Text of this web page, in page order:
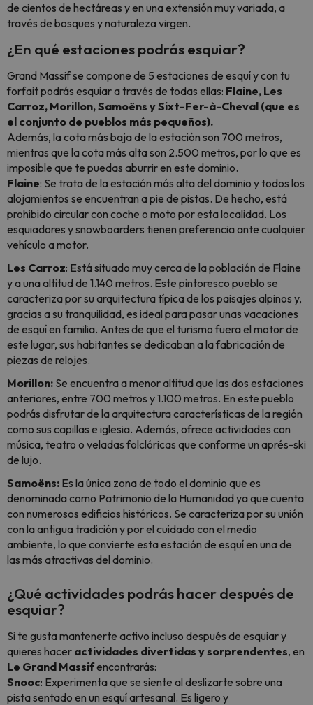
de cientos de hectáreas y en una extensión muy variada, a
través de bosques y naturaleza virgen.
¿En qué estaciones podrás esquiar?
Grand Massif se compone de 5 estaciones de esquí y con tu
forfait podrás esquiar a través de todas ellas: Flaine, Les
Carroz, Morillon, Samoëns y Sixt-Fer-à-Cheval (que es
el conjunto de pueblos más pequeños).
Además, la cota más baja de la estación son 700 metros,
mientras que la cota más alta son 2.500 metros, por lo que es
imposible que te puedas aburrir en este dominio.
Flaine: Se trata de la estación más alta del dominio y todos los
alojamientos se encuentran a pie de pistas. De hecho, está
prohibido circular con coche o moto por esta localidad. Los
esquiadores ysnowboarders tienen preferencia ante cualquier
vehículo a motor.
Les Carroz: Está situado muy cerca de la población de Flaine
y a una altitud de 1.140 metros. Este pintoresco pueblo se
caracteriza por su arquitectura típica de los paisajes alpinos y,
gracias a su tranquilidad, es ideal para pasar unas vacaciones
de esquí en familia. Antes de que el turismo fuera el motor de
este lugar, sus habitantes se dedicaban a la fabricación de
piezas de relojes.
Morillon: Se encuentra a menor altitud que las dos estaciones
anteriores, entre 700 metros y 1.100 metros. En este pueblo
podrás disfrutar de la arquitectura características de la región
como sus capillas e iglesia. Además, ofrece actividades con
música, teatro o veladas folclóricas que conforme un aprés-ski
de lujo.
Samoëns: Es la única zona de todo el dominio que es
denominada como Patrimonio de la Humanidad ya que cuenta
con numerosos edificios históricos. Se caracteriza por su unión
con la antigua tradición y por el cuidado con el medio
ambiente, lo que convierte esta estación de esquí en una de
las más atractivas del dominio.
¿Qué actividades podrás hacer después de
esquiar?
Si te gusta mantenerte activo incluso después de esquiar y
quieres hacer actividades divertidas y sorprendentes, en
Le Grand Massifencontrarás:
Snooc: Experimenta que se siente al deslizarte sobre una
pista sentado en un esquí artesanal. Es ligero y